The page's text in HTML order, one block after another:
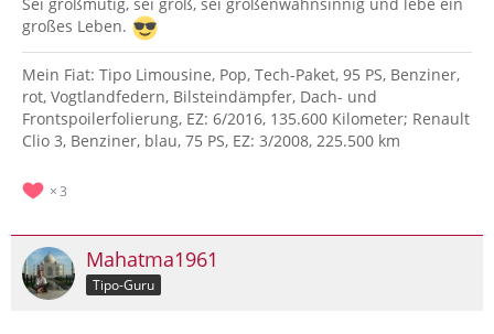
großes Leben.
Mein Fiat: Tipo Limousine, Pop, Tech-Paket, 95 PS, Benziner,
rot, Vogtlandfedern, Bilsteindämpfer, Dach- und
Frontspoilerfolierung, EZ: 6/2016, 135.600 Kilometer; Renault
Clio 3, Benziner, blau, 75 PS, EZ: 3/2008, 225.500 km
3
Mahatma1961
Tipo-Guru